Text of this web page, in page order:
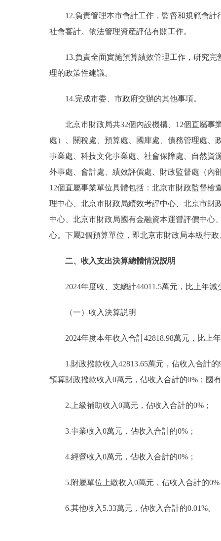
12.負責管理本市會計工作，監督和規範會
社會審計。依法管理資産評估有關工作。
13.負責全面實施預算績效管理工作，研究
理的政策性建議。
14.完成市委、市政府交辦的其他事項。
北京市財政局共32個內設機構、12個直屬事
處）、關稅處、預算處、國庫處、債務管理處、
事業處、科技文化事業處、社會保障處、自然資
外事處、會計處、績效評價處、財政監督處（內
12個直屬事業單位具體包括：北京市財政監督
理中心、北京市財政局績效考評中心、北京市財
中心、北京市財政局國有金融資本運營評價中心
心。下屬2個預算單位，即北京市財政局本級行
二、收入支出決算總體情況説明
2024年度收、支總計44011.5萬元，比上年減
（一）收入決算説明
2024年度本年收入合計42818.98萬元，比上
1.財政撥款收入42813.65萬元，佔收入合計
預算財政撥款收入0萬元，佔收入合計的0%；國
2.上級補助收入0萬元，佔收入合計的0%；
3.事業收入0萬元，佔收入合計的0%；
4.經營收入0萬元，佔收入合計的0%；
5.附屬單位上繳收入0萬元，佔收入合計的
6.其他收入5.33萬元，佔收入合計的0.01%。